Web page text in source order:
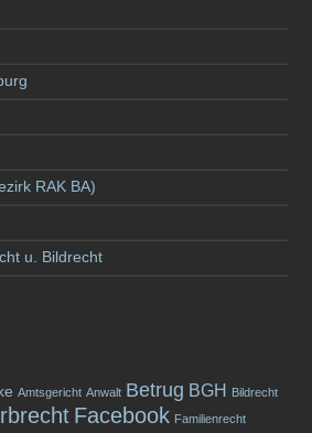
RAK BA)
u. Bildrecht
Amtsgericht Anwalt Betrug BGH
Bildrecht
Facebook Familienrecht